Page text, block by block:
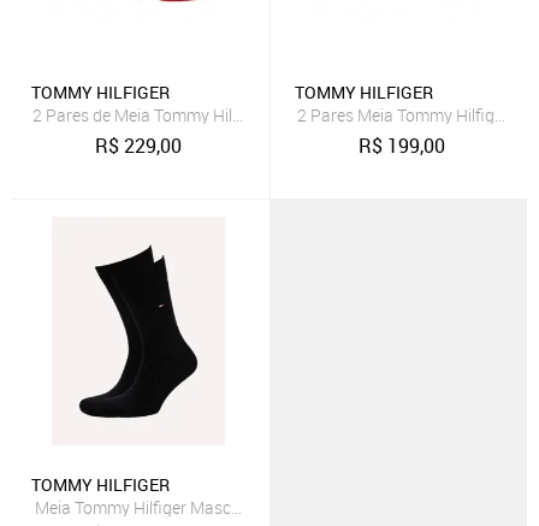
TOMMY HILFIGER
2 Pares de Meia Tommy Hilfiger Dot Vermelha
R$229,00
TOMMY HILFIGER
2 Pares Meia Tommy Hilfiger
R$ 199,00
TOMMY HILFIGER
Meia Tommy Hilfiger Masculina Classic Long Preta Kit 2 Pares